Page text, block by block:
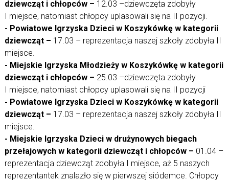
dziewcząt i chłopców – 12.03 –dziewczęta zdobyły
I miejsce, natomiast chłopcy uplasowali się na II pozycji.
- Powiatowe Igrzyska Dzieci w Koszykówkę w kategorii
dziewcząt – 17.03 – reprezentacja naszej szkoły zdobyła II
miejsce.
- Miejskie Igrzyska Młodzieży w Koszykówkę w kategorii
dziewcząt i chłopców – 25.03 –dziewczęta zdobyły
I miejsce, natomiast chłopcy uplasowali się na II pozycji
- Powiatowe Igrzyska Dzieci w Koszykówkę w kategorii
dziewcząt – 17.03 – reprezentacja naszej szkoły zdobyła II
miejsce.
- Miejskie Igrzyska Dzieci w drużynowych biegach
przełajowych w kategorii dziewcząt i chłopców – 01.04 –
reprezentacja dziewcząt zdobyła I miejsce, aż 5 naszych
reprezentantek znalazło się w pierwszej siódemce. Chłopcy